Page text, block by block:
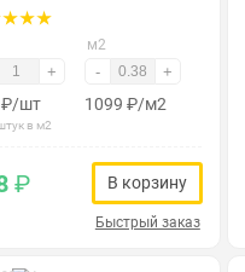
+
₽/шт
в м2
м2
- +
1099 ₽/м2
₽ В корзину
Быстрый заказ